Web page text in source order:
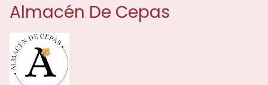
Almacén De Cepas